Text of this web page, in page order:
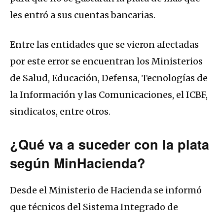
les entró a sus cuentas bancarias.
Entre las entidades que se vieron afectadas
por este error se encuentran los Ministerios
de Salud, Educación, Defensa, Tecnologías de
la Información y las Comunicaciones, el ICBF,
sindicatos, entre otros.
¿Qué va a suceder con la plata
según MinHacienda?
Desde el Ministerio de Hacienda se informó
que técnicos del Sistema Integrado de